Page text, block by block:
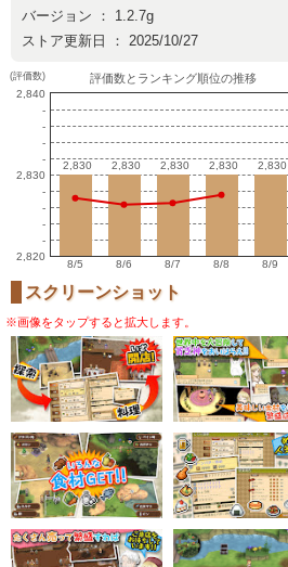
バージョン ： 1.2.7g
ストア更新日 ： 2025/10/27
(評価数)
2,840
-
-
-
-
2,830
-
-
-
-
2,820
評価数とランキング順位の推移
2,830
2,830 2,830
2,830 2,830
2,830 2,830
2,830 2,830
2,830
8/5 8/6 8/7 8/8 8/9
スクリーンショット
※画像をタップすると拡大します。